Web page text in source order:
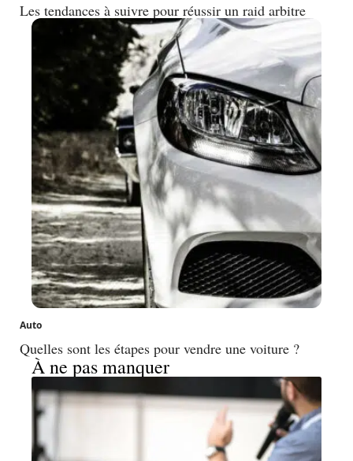
Les tendances à suivre pour réussir un raid arbitre
Auto
Quelles sont les étapes pour vendre une voiture ?
À ne pas manquer